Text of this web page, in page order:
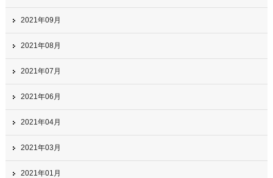
2021年09月
2021年08月
2021年07月
2021年06月
2021年04月
2021年03月
2021年01月